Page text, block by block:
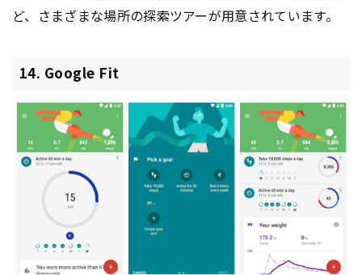
ど、さまざまな場所の探索ツアーが用意されています。
14. Google Fit